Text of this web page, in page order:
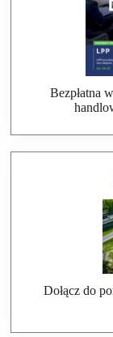
Bezpłatna
Dołącz do